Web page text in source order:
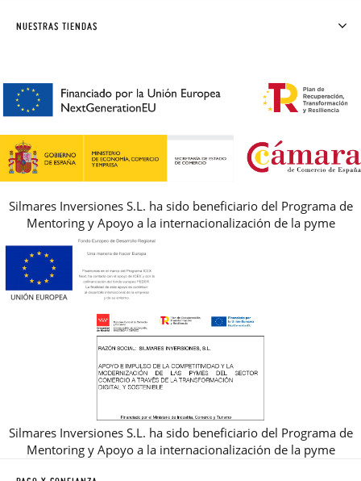
AVISO LEGAL, PRIVACIDAD Y COOKIES
REBAJAS
PREGUNTAS FRECUENTES
NUESTRAS TIENDAS
Silmares Inversiones S.L. ha sido beneficiario del Programa de
Mentoring y Apoyo a la internacionalización de la pyme
Silmares Inversiones S.L. ha sido beneficiario del Programa de
Mentoring y Apoyo a la internacionalización de la pyme